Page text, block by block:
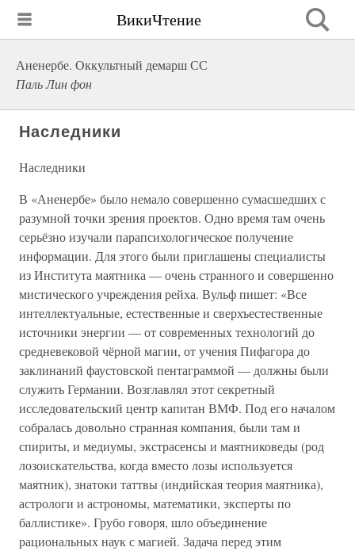
ВикиЧтение
Аненербе. Оккультный демарш СС
Паль Лин фон
Наследники
Наследники
В «Аненербе» было немало совершенно сумасшедших с
разумной точки зрения проектов. Одно время там очень
серьёзно изучали парапсихологическое получение
информации. Для этого были приглашены специалисты
из Института маятника — очень странного и совершенно
мистического учреждения рейха. Вульф пишет: «Все
интеллектуальные, естественные и сверхъестественные
источники энергии — от современных технологий до
средневековой чёрной магии, от учения Пифагора до
заклинаний фаустовской пентаграммой — должны были
служить Германии. Возглавлял этот секретный
исследовательский центр капитан ВМФ. Под его началом
собралась довольно странная компания, были там и
спириты, и медиумы, экстрасенсы и маятниковеды (род
лозоискательства, когда вместо лозы используется
маятник), знатоки таттвы (индийская теория маятника),
астрологи и астрономы, математики, эксперты по
баллистике». Грубо говоря, шло объединение
рациональных наук с магией. Задача перед этим